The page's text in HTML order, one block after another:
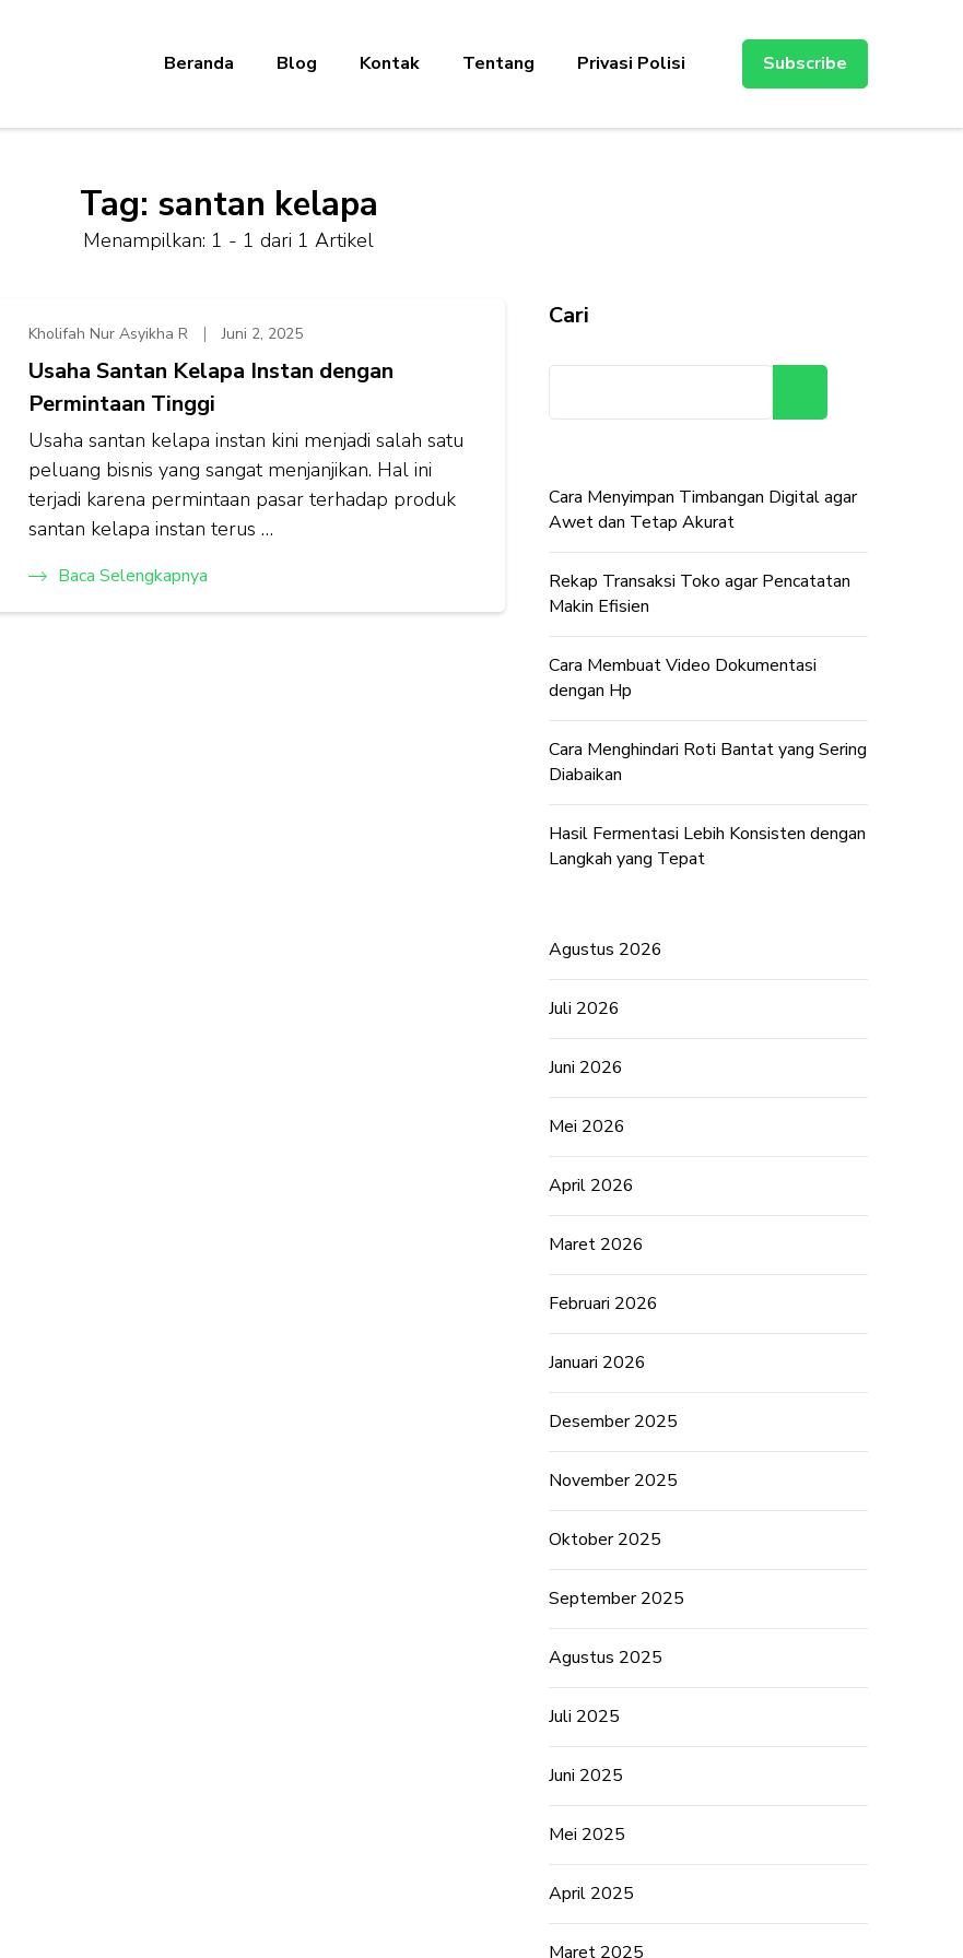
Beranda Blog Kontak Tentang Privasi Polisi Subscribe
Tag: santan kelapa
Menampilkan: 1 - 1 dari 1 Artikel
Kholifah Nur Asyikha R Juni 2, 2025
Usaha Santan Kelapa Instan dengan
Permintaan Tinggi
Usaha santan kelapa instan kini menjadi salah satu
peluang bisnis yang sangat menjanjikan. Hal ini
terjadi karena permintaan pasar terhadap produk
santan kelapa instan terus …
Baca Selengkapnya
Cari
Cara Menyimpan Timbangan Digital agar
Awet dan Tetap Akurat
Rekap Transaksi Toko agar Pencatatan
Makin Efisien
Cara Membuat Video Dokumentasi
dengan Hp
Cara Menghindari Roti Bantat yang Sering
Diabaikan
Hasil Fermentasi Lebih Konsisten dengan
Langkah yang Tepat
Agustus 2026
Juli 2026
Juni 2026
Mei 2026
April 2026
Maret 2026
Februari 2026
Januari 2026
Desember 2025
November 2025
Oktober 2025
September 2025
Agustus 2025
Juli 2025
Juni 2025
Mei 2025
April 2025
Maret 2025